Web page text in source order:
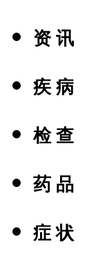
资 讯
疾 病
检 查
药 品
症 状